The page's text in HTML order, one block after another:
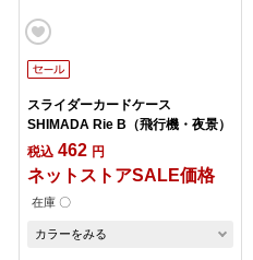
スライダーカードケース
SHIMADA Rie B（飛行機・夜景）
税込 462 円
ネットストアSALE価格
在庫 〇
カラーをみる